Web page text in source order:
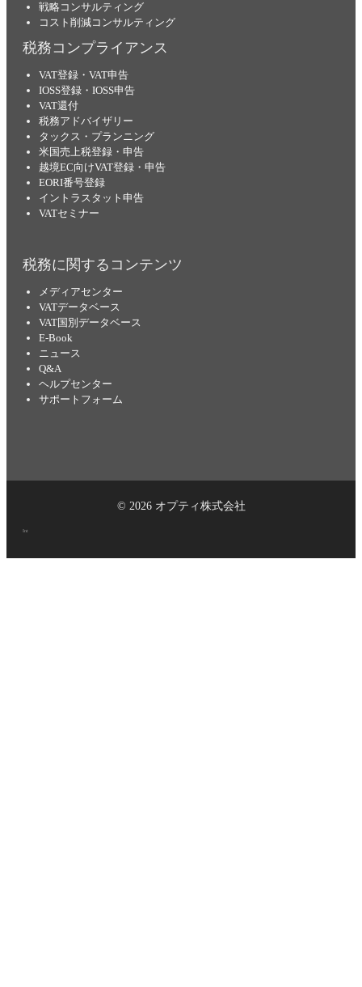
戦略コンサルティング
コスト削減コンサルティング
税務コンプライアンス
VAT登録・VAT申告
IOSS登録・IOSS申告
VAT還付
税務アドバイザリー
タックス・プランニング
米国売上税登録・申告
越境EC向けVAT登録・申告
EORI番号登録
イントラスタット申告
VATセミナー
税務に関するコンテンツ
メディアセンター
VATデータベース
VAT国別データベース
E-Book
ニュース
Q&A
ヘルプセンター
サポートフォーム
© 2026 オプティ株式会社
Int